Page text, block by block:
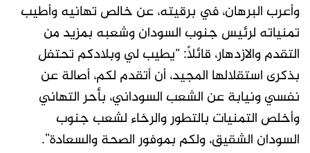
وأعرب البرهان، في برقيته، عن خالص تهانيه وأطيب
تمنياته لرئيس جنوب السودان وشعبه بمزيد من
التقدم والازدهار، قائلاً: “يطيب لي وبلادكم تحتفل
بذكرى استقلالها المجيد، أن أتقدم لكم، أصالة عن
نفسي ونيابة عن الشعب السوداني، بأحر التهاني
وأخلص التمنيات بالتطور والرخاء لشعب جنوب
السودان الشقيق، ولكم بموفور الصحة والسعادة”.